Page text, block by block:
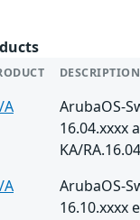
DESCRIPTION
A
ArubaOS-
16.04.xxxx
KA/
A
ArubaOS-
16.10.xxxx